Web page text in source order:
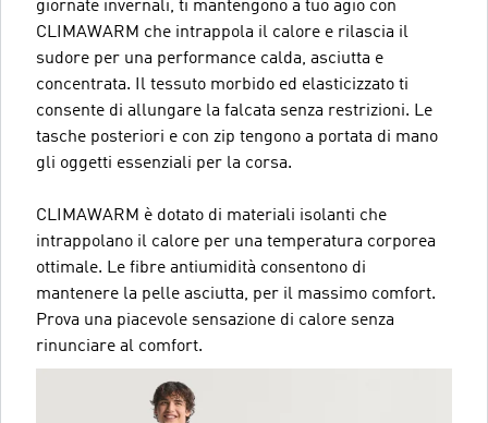
giornate invernali, ti mantengono a tuo agio con
CLIMAWARM che intrappola il calore e rilascia il
sudore per una performance calda, asciutta e
concentrata. Il tessuto morbido ed elasticizzato ti
consente di allungare la falcata senza restrizioni. Le
tasche posteriori e con zip tengono a portata di mano
gli oggetti essenziali per la corsa.
CLIMAWARM è dotato di materiali isolanti che
intrappolano il calore per una temperatura corporea
ottimale. Le fibre antiumidità consentono di
mantenere la pelle asciutta, per il massimo comfort.
Prova una piacevole sensazione di calore senza
rinunciare al comfort.